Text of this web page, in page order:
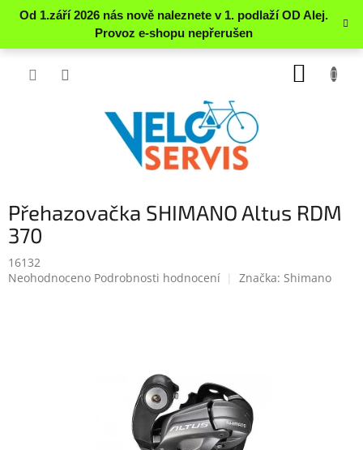
Přejít
Přehazovačka SHIMANO Altus RDM
370
16132
Průměrné
Neohodnoceno Podrobnosti hodnocení Značka: Shimano